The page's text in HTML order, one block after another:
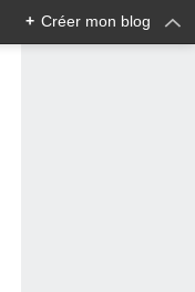
+ Créer mon blog